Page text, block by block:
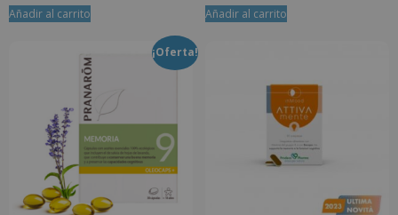
Añadir al carrito Añadir al carrito
¡Oferta!